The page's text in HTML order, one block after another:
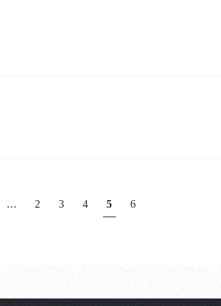
... 2 3 4 5 6